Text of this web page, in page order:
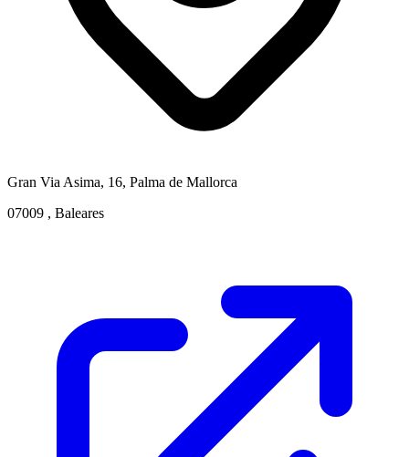
Gran Via Asima, 16, Palma de Mallorca
07009 , Baleares